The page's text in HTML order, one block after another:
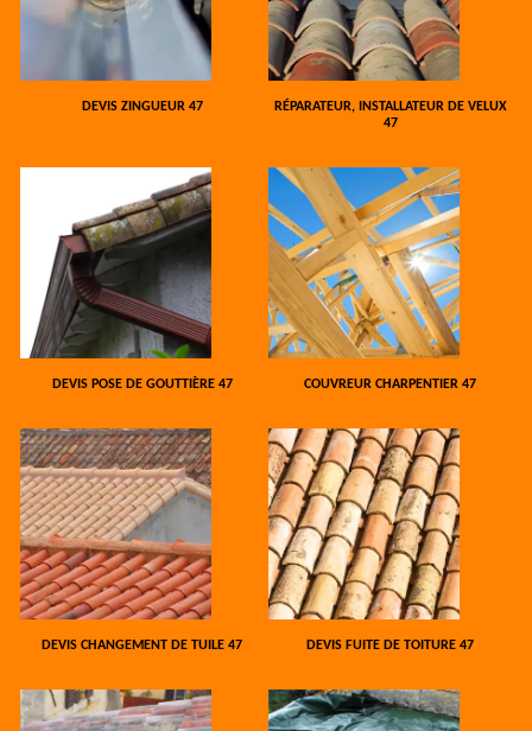
DEVIS ZINGUEUR 47
RÉPARATEUR, INSTALLATEUR DE VELUX
47
DEVIS POSE DE GOUTTIÈRE 47 COUVREUR CHARPENTIER 47
DEVIS CHANGEMENT DE TUILE 47 DEVIS FUITE DE TOITURE 47